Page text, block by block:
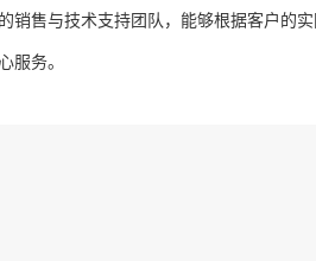
销售与技术支持团队，能够根据客户的
服务。